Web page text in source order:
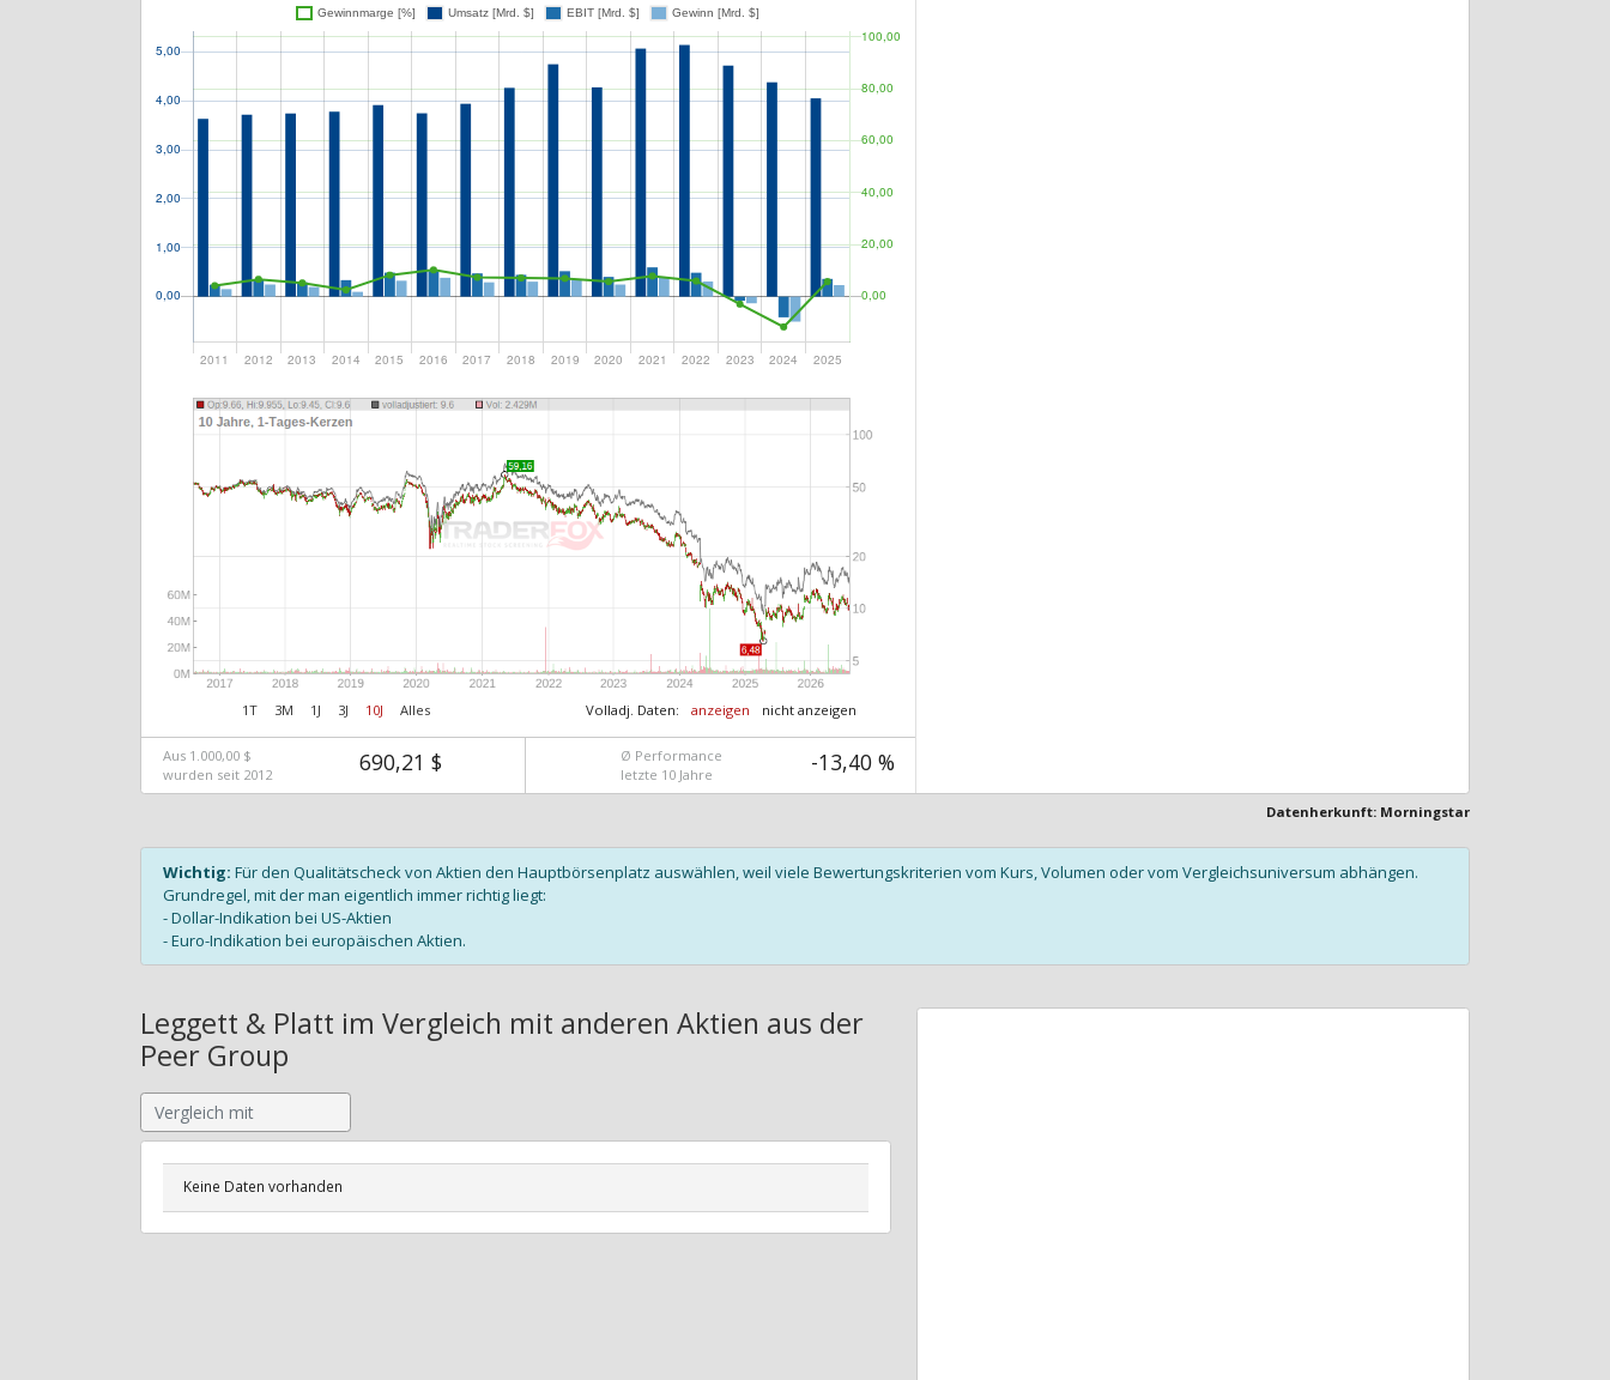
1T 3M 1J 3J 10J Alles Volladj. Daten: anzeigen nicht anzeigen
Aus 1.000,00 $
wurden seit 2012
690,21 $
Ø Performance
letzte 10 Jahre
-13,40 %
Datenherkunft: Morningstar
Wichtig: Für den Qualitätscheck von Aktien den Hauptbörsenplatz auswählen, weil viele Bewertungskriterien vom Kurs, Volumen oder vom Vergleichsuniversum abhängen.
Grundregel, mit der man eigentlich immer richtig liegt:
- Dollar-Indikation bei US-Aktien
- Euro-Indikation bei europäischen Aktien.
Leggett & Platt im Vergleich mit anderen Aktien aus der
Peer Group
Keine Daten vorhanden